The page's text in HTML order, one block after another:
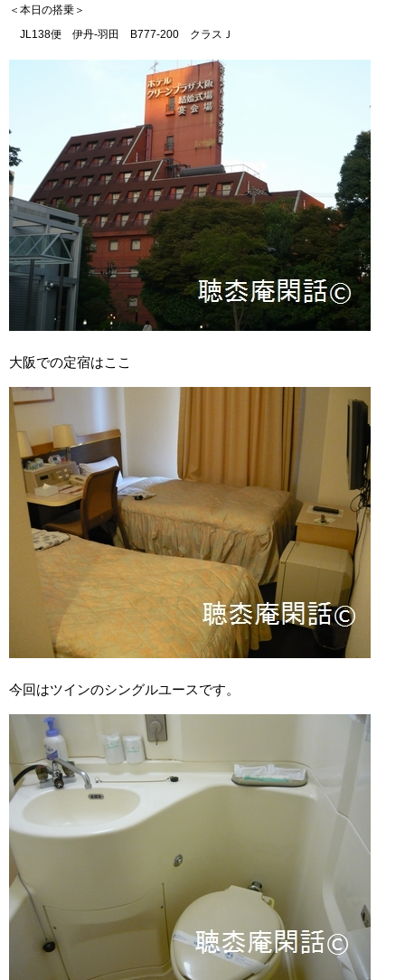
＜本日の搭乗＞
JL138便 伊丹-羽田 B777-200 クラスＪ
大阪での定宿はここ
今回はツインのシングルユースです。